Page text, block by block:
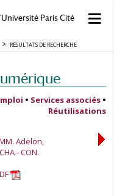
Paris Cité
RÉSULTATS DE RECHERCHE
• Services associés •
Réutilisations
Adelon,
- CON.